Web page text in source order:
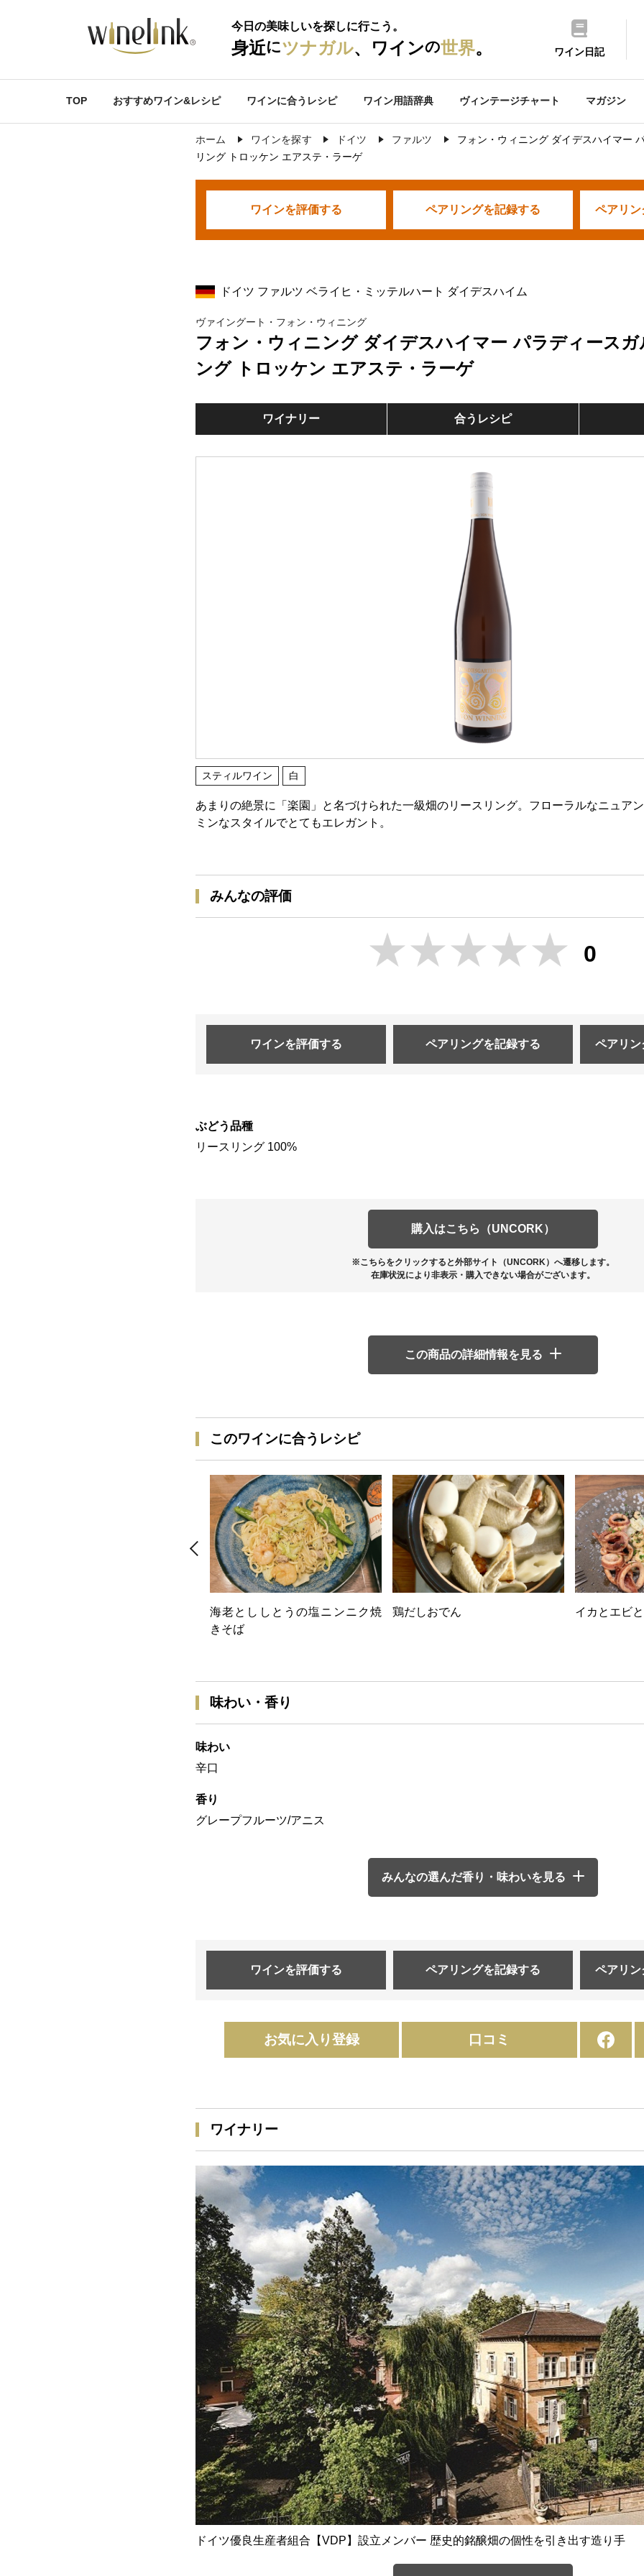
今日の美味しいを探しに行こう。
身近にツナガル、ワインの世界。 ワイン日記
TOP おすすめワイン&レシピ ワインに合うレシピ ワイン用語辞典 ヴィンテージチャート マガジン
ホーム ワインを探す ドイツ ファルツ
フォン・ウィニング ダイデスハイマー
リング トロッケン エアステ・ラーゲ
ワインを評価する ペアリングを記録する ペアリン
ドイツ ファルツ ベライヒ・ミッテルハート ダイデスハイム
ヴァイングート・フォン・ウィニング
フォン・ウィニング ダイデスハイマー パラディースガ
ング トロッケン エアステ・ラーゲ
ワイナリー 合うレシピ
スティルワイン 白
あまりの絶景に「楽園」と名づけられた一級畑のリースリング。フローラルなニュア
ミンなスタイルでとてもエレガント。
みんなの評価
0
ワインを評価する ペアリングを記録する ペアリン
ぶどう品種
リースリング 100%
購入はこちら（UNCORK）
※こちらをクリックすると外部サイト（UNCORK）へ遷移します。
在庫状況により非表示・購入できない場合がございます。
この商品の詳細情報を見る
このワインに合うレシピ
海老とししとうの塩ニンニク焼
きそば
鶏だしおでん イカとエビ
味わい・香り
味わい
辛口
香り
グレープフルーツ/アニス
みんなの選んだ香り・味わいを見る
ワインを評価する ペアリングを記録する ペアリン
お気に入り登録 口コミ
ワイナリー
ドイツ優良生産者組合【VDP】設立メンバー 歴史的銘醸畑の個性を引き出す造り手